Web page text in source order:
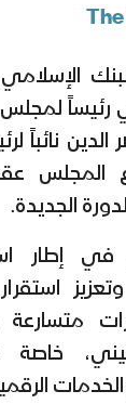
لمجلس
نائباً
المجلس
الجديدة.
في إطار